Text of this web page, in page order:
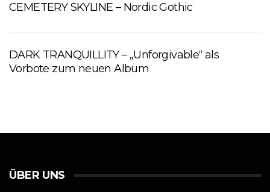
CEMETERY SKYLINE – Nordic Gothic
DARK TRANQUILLITY – „Unforgivable“ als
Vorbote zum neuen Album
ÜBER UNS